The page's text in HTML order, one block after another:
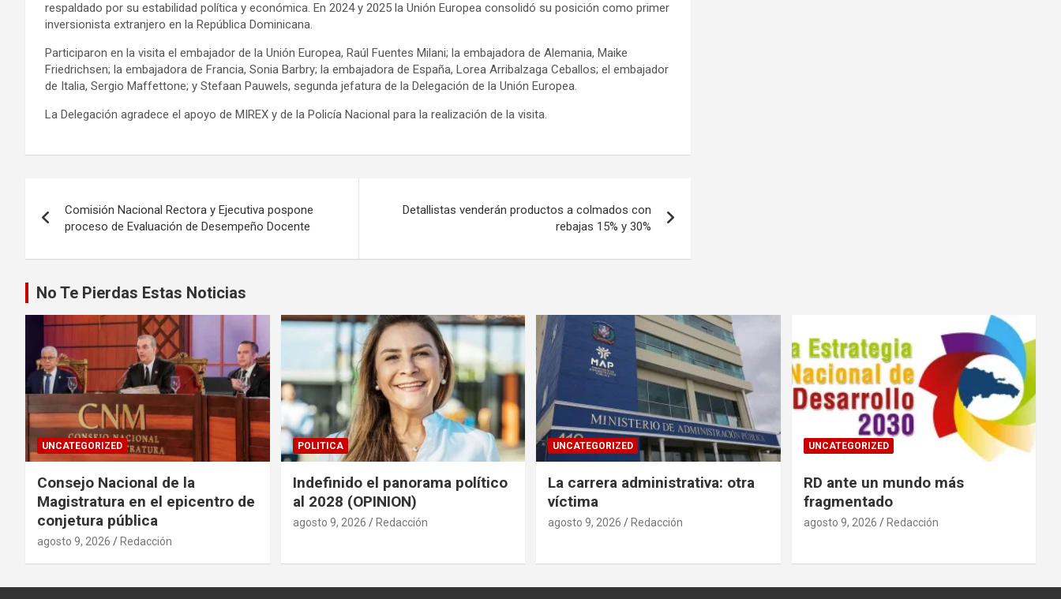
respaldado por su estabilidad política y económica. En 2024 y 2025 la Unión Europea consolidó su posición como primer
inversionista extranjero en la República Dominicana.
Participaron en la visita el embajador de la Unión Europea, Raúl Fuentes Milani; la embajadora de Alemania, Maike
Friedrichsen; la embajadora de Francia, Sonia Barbry; la embajadora de España, Lorea Arribalzaga Ceballos; el embajador
de Italia, Sergio Maffettone; y Stefaan Pauwels, segunda jefatura de la Delegación de la Unión Europea.
La Delegación agradece el apoyo de MIREX y de la Policía Nacional para la realización de la visita.
de
entradas
Comisión Nacional Rectora y Ejecutiva pospone
proceso de Evaluación de Desempeño Docente
Detallistas venderán productos a colmados con
rebajas 15% y 30%
No Te Pierdas Estas Noticias
UNCATEGORIZED
Consejo Nacional de la
Magistratura en el epicentro de
conjetura pública
agosto 9, 2026 Redacción
POLITICA
Indefinido el panorama político
al 2028 (OPINION)
agosto 9, 2026 Redacción
UNCATEGORIZED
La carrera administrativa: otra
víctima
agosto 9, 2026 Redacción
UNCATEGORIZED
RD ante un mundo más
fragmentado
agosto 9, 2026 Redacción